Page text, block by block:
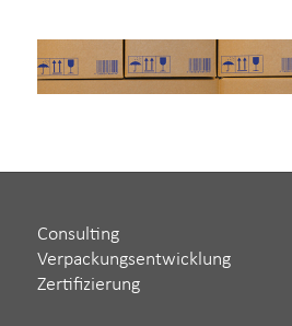
Consulting
Verpackungsentwicklung
Zertifizierung